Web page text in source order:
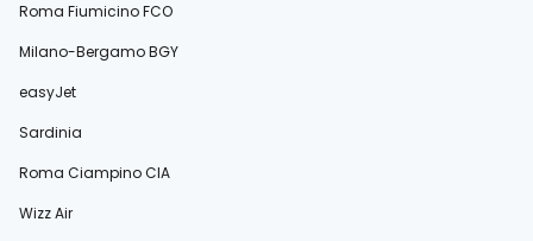
Roma Fiumicino FCO
Milano-Bergamo BGY
easyJet
Sardinia
Roma Ciampino CIA
Wizz Air